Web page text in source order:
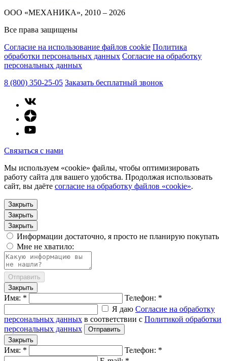
ООО «МЕХАНИКА», 2010 – 2026
Все права защищены
Согласие на использование файлов cookie Политика
обработки персональных данных Согласие на обработку
персональных данных
8 (800) 350-25-05 Заказать бесплатный звонок
Связаться с нами
Мы используем «cookie» файлы, чтобы оптимизировать
работу сайта для вашего удобства. Продолжая использовать
сайт, вы даёте согласие на обработку файлов «cookie».
Закрыть
Закрыть
Закрыть
Информации достаточно, я просто не планирую покупать
Мне не хватило:
Отправить
Закрыть
Имя: *
Телефон: *
Я даю Согласие на обработку
персональных данных в соответствии с Политикой обработки
персональных данных
Отправить
Закрыть
Имя: *
Телефон: *